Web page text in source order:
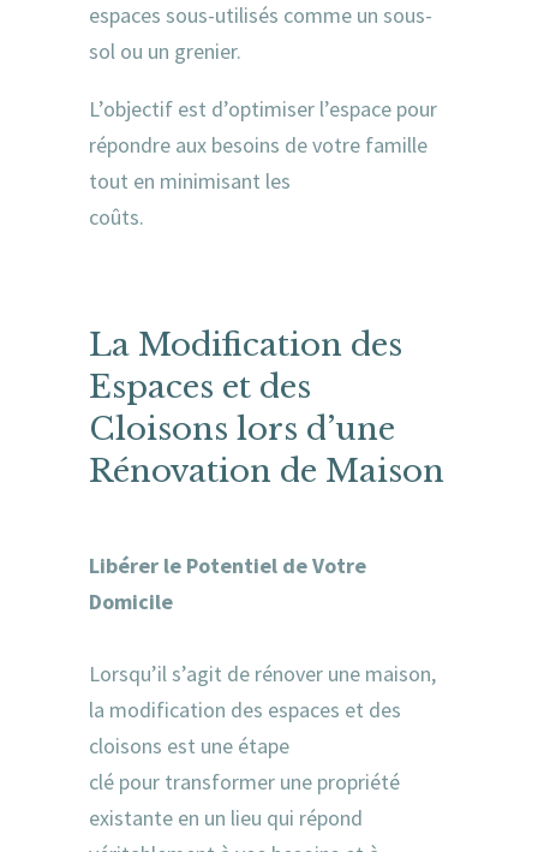
espaces sous-utilisés comme un sous-
sol ou un grenier.
L’objectif est d’optimiser l’espace pour
répondre aux besoins de votre famille
tout en minimisant les
coûts.
La Modification des
Espaces et des
Cloisons lors d’une
Rénovation de Maison
Libérer le Potentiel de Votre
Domicile
Lorsqu’il s’agit de rénover une maison,
la modification des espaces et des
cloisons est une étape
clé pour transformer une propriété
existante en un lieu qui répond